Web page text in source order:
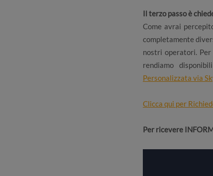
Il terzo passo è
Come avrai
completamente
nostri operatori.
rendiamo
Personalizzata via
Clicca qui per
Per ricevere